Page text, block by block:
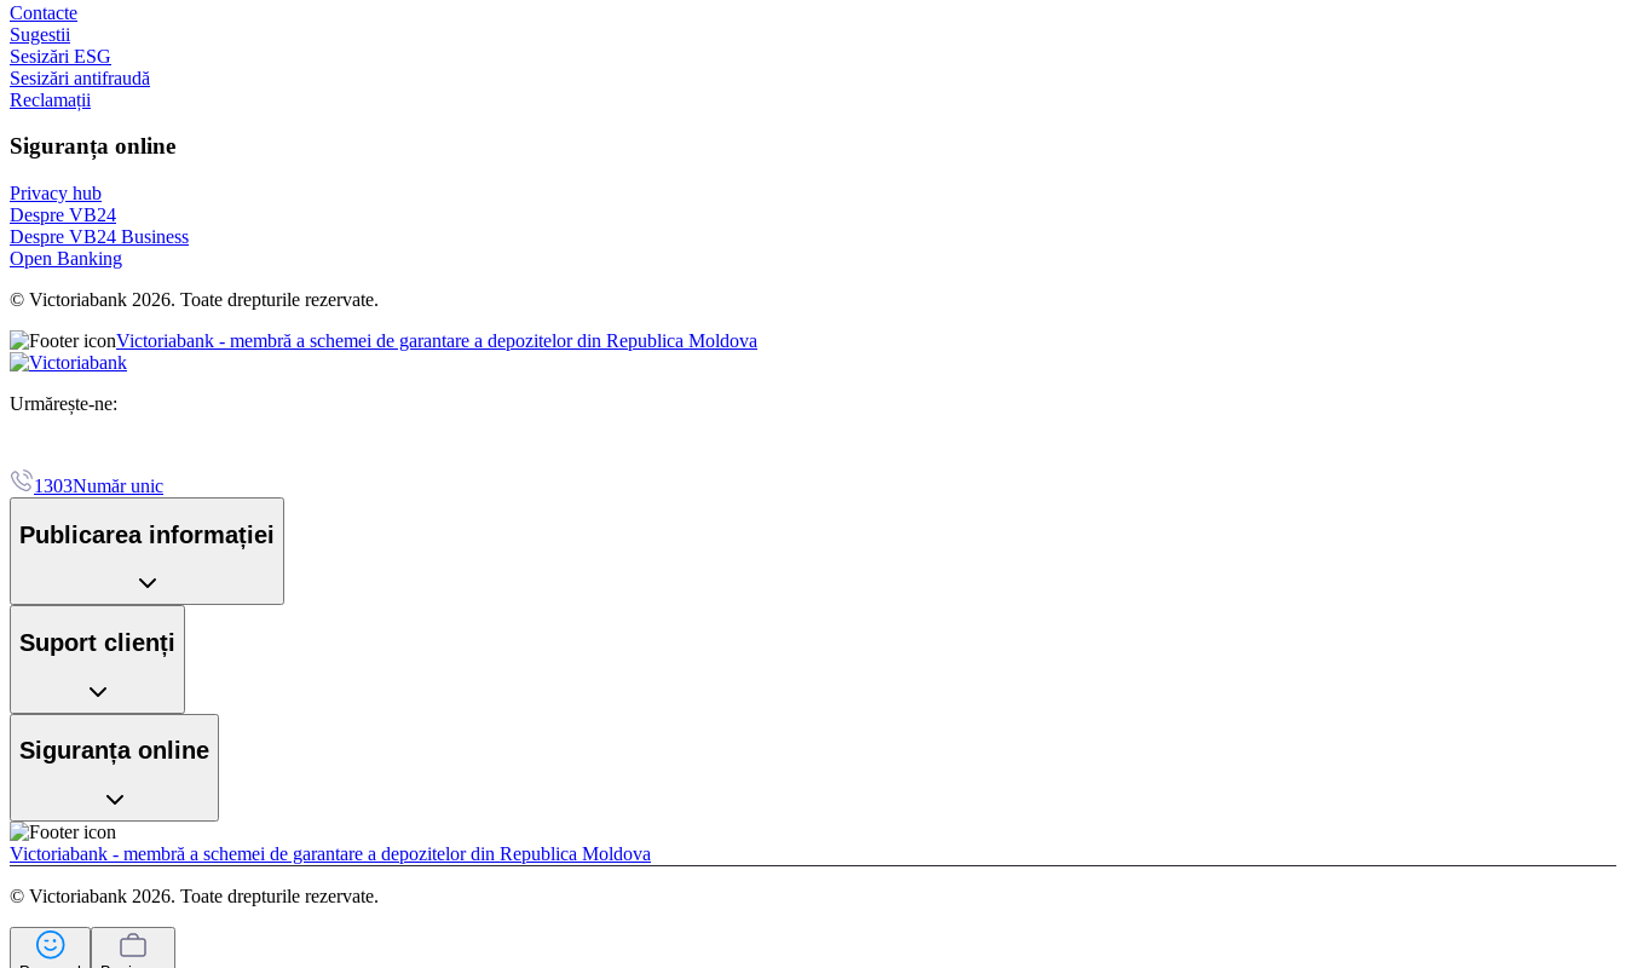
Contacte
Sugestii
Sesizări ESG
Sesizări antifraudă
Reclamații
Siguranța online
Privacy hub
Despre VB24
Despre VB24 Business
Open Banking
© Victoriabank 2026. Toate drepturile rezervate.
Victoriabank - membră a schemei de garantare a depozitelor din Republica Moldova
Urmărește-ne:
1303Număr unic
Publicarea informației
Suport clienți
Siguranța online
Victoriabank - membră a schemei de garantare a depozitelor din Republica Moldova
© Victoriabank 2026. Toate drepturile rezervate.